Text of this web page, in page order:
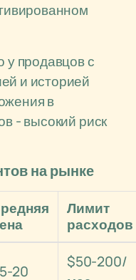
у продавцов с
и историей
в
- высокий риск
на рынке
Лимит
расходов
20
$50-200/